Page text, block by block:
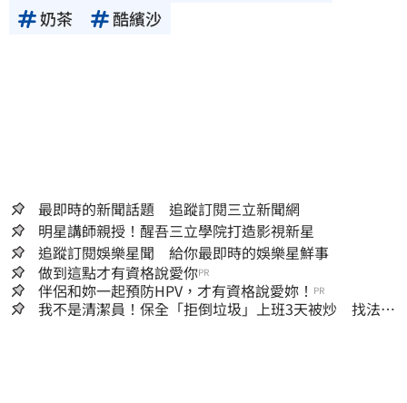
奶茶
酷繽沙
最即時的新聞話題 追蹤訂閱三立新聞網
明星講師親授！醒吾三立學院打造影視新星
追蹤訂閱娛樂星聞 給你最即時的娛樂星鮮事
做到這點才有資格說愛你PR
伴侶和妳一起預防HPV，才有資格說愛妳！ PR
我不是清潔員！保全「拒倒垃圾」上班3天被炒 找法院